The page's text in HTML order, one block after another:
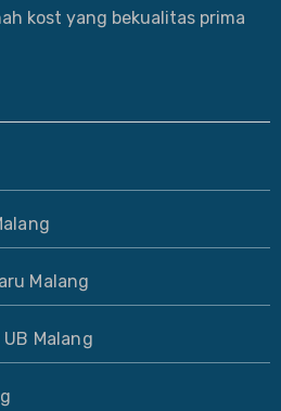
kost yang bekualitas prima
Malang
Malang